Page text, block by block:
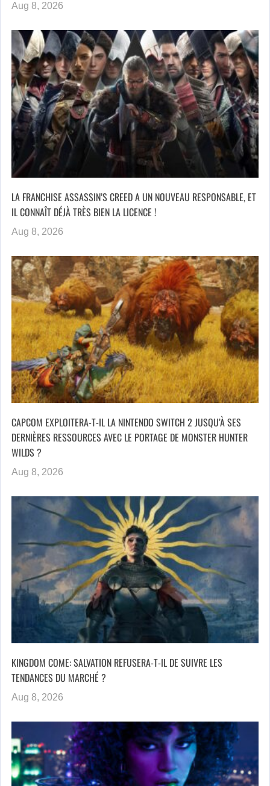
Aug 8, 2026
LA FRANCHISE ASSASSIN’S CREED A UN NOUVEAU RESPONSABLE, ET
IL CONNAÎT DÉJÀ TRÈS BIEN LA LICENCE !
Aug 8, 2026
CAPCOM EXPLOITERA-T-IL LA NINTENDO SWITCH 2 JUSQU’À SES
DERNIÈRES RESSOURCES AVEC LE PORTAGE DE MONSTER HUNTER
WILDS ?
Aug 8, 2026
KINGDOM COME: SALVATION REFUSERA-T-IL DE SUIVRE LES
TENDANCES DU MARCHÉ ?
Aug 8, 2026